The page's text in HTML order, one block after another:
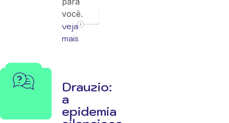
você.
veja
mais
Drauzio:
a
epidemia